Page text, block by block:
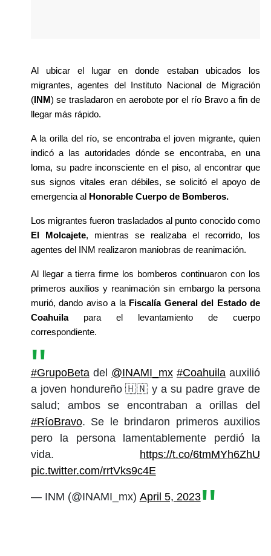
Al ubicar el lugar en donde estaban ubicados los
migrantes, agentes del Instituto Nacional de Migración
(INM) se trasladaron en aerobote por el río Bravo a fin de
llegar más rápido.
A la orilla del río, se encontraba el joven migrante, quien
indicó a las autoridades dónde se encontraba, en una
loma, su padre inconsciente en el piso, al encontrar que
sus signos vitales eran débiles, se solicitó el apoyo de
emergencia al
Honorable Cuerpo de Bomberos.
Los migrantes fueron trasladados al punto conocido como
El Molcajete, mientras se realizaba el recorrido, los
agentes del INM realizaron maniobras de reanimación.
Al llegar a tierra firme los bomberos continuaron con los
primeros auxilios y reanimación sin embargo la persona
murió, dando aviso a la Fiscalía General del Estado de
Coahuila para el levantamiento de cuerpo
correspondiente.
#GrupoBetadel @INAMI_mx #Coahuilaauxilió
a joven hondureño 🇭🇳 y a su padre grave de
salud; ambos se encontraban a orillas del
#RíoBravo. Se le brindaron primeros auxilios
pero la persona lamentablemente perdió la
vida. https://t.co/6tmMYh6ZhU
pic.twitter.com/rrtVks9c4E
— INM (@INAMI_mx) April 5, 2023